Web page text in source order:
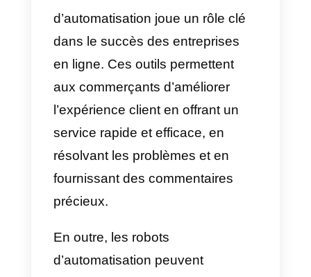
Lecommerce en ligneest en
plein essor à l’ère du numérique,
et la mise en œuvre d’outils de
service à la clientèle et de robots
d’automatisation joue un rôle clé
dans le succès des entreprises
en ligne. Ces outils permettent
aux commerçants d’améliorer